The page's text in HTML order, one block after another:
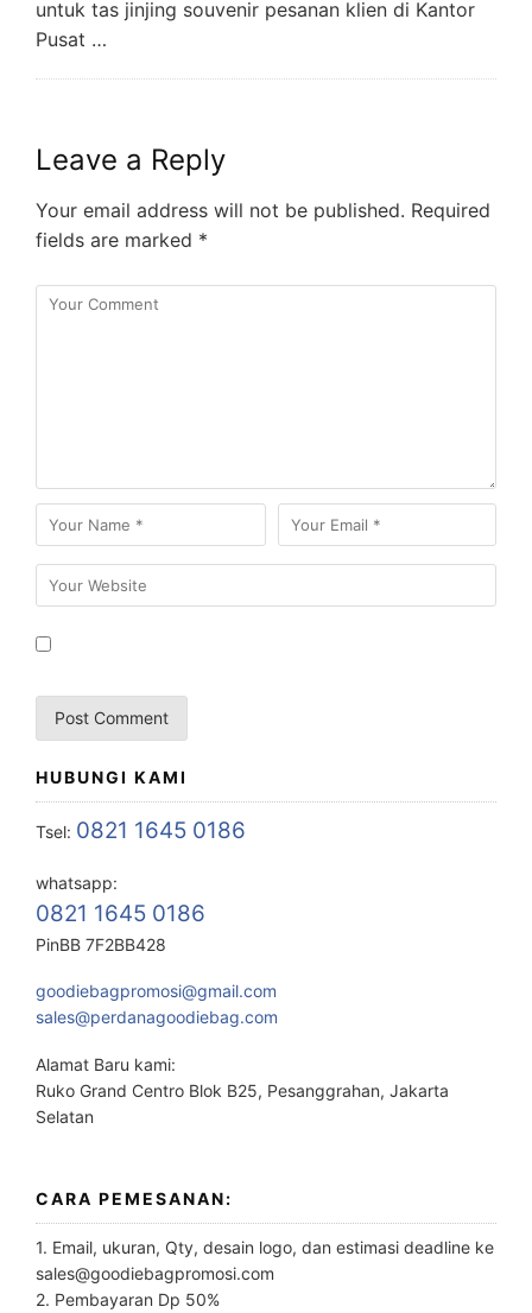
untuk tas jinjing souvenir pesanan klien di Kantor
Pusat …
Leave a Reply
Your email address will not be published. Required
fields are marked *
HUBUNGI KAMI
Tsel: 0821 1645 0186
whatsapp:
0821 1645 0186
PinBB 7F2BB428
goodiebagpromosi@gmail.com
sales@perdanagoodiebag.com
Alamat Baru kami:
Ruko Grand Centro Blok B25, Pesanggrahan, Jakarta
Selatan
CARA PEMESANAN:
1. Email, ukuran, Qty, desain logo, dan estimasi deadline ke
sales@goodiebagpromosi.com
2. Pembayaran Dp 50%